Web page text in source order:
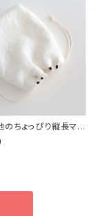
のちょっぴり縦長マチ
プルな巾着ポーチ